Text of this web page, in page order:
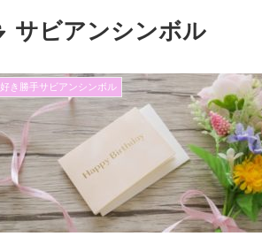
サビアンシンボル
好き勝手サビアンシンボル